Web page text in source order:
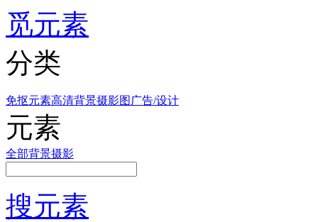
觅元素
分类
免抠元素高清背景摄影图 广告/设计
元素
全部背景摄影
搜元素